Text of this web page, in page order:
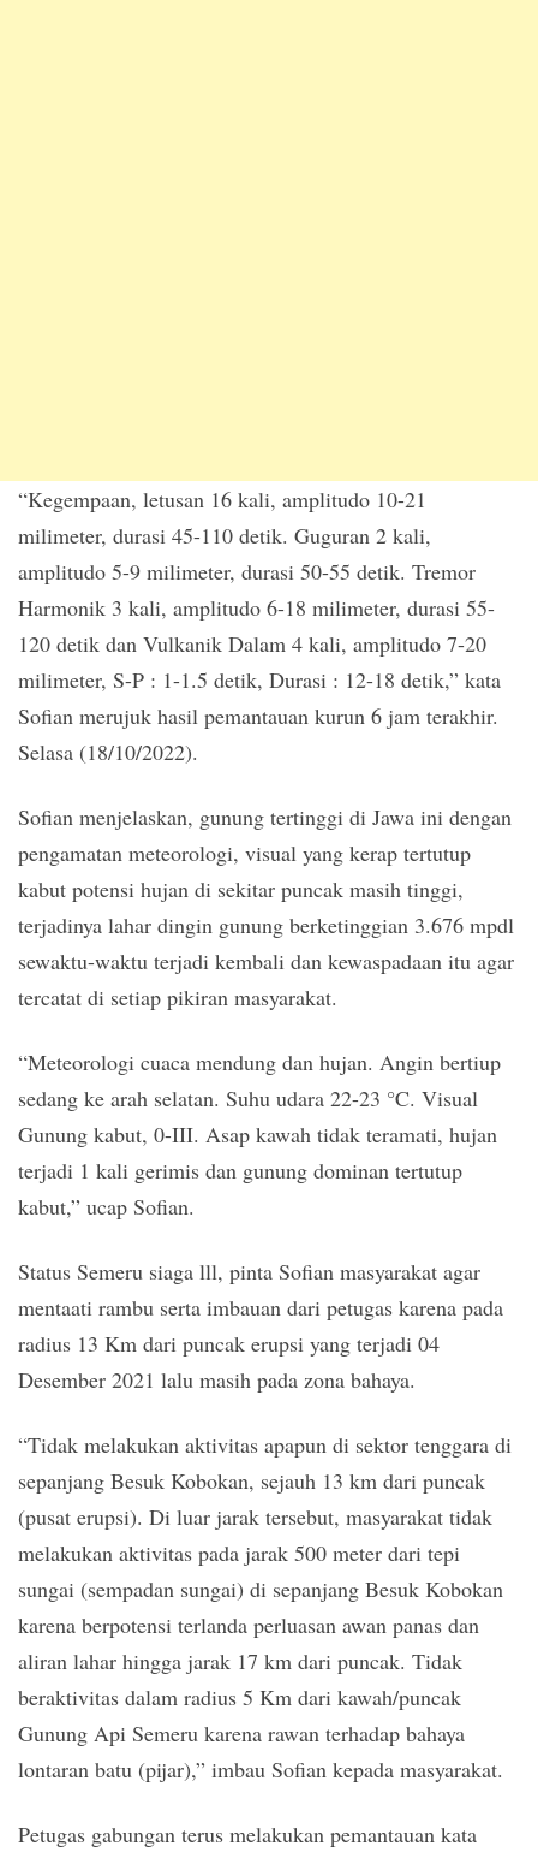
“Kegempaan, letusan 16 kali, amplitudo 10-21
milimeter, durasi 45-110 detik. Guguran 2 kali,
amplitudo 5-9 milimeter, durasi 50-55 detik. Tremor
Harmonik 3 kali, amplitudo 6-18 milimeter, durasi 55-
120 detik dan Vulkanik Dalam 4 kali, amplitudo 7-20
milimeter, S-P : 1-1.5 detik, Durasi : 12-18 detik,” kata
Sofian merujuk hasil pemantauan kurun 6 jam terakhir.
Selasa (18/10/2022).
Sofian menjelaskan, gunung tertinggi di Jawa ini dengan
pengamatan meteorologi, visual yang kerap tertutup
kabut potensi hujan di sekitar puncak masih tinggi,
terjadinya lahar dingin gunung berketinggian 3.676 mpdl
sewaktu-waktu terjadi kembali dan kewaspadaan itu agar
tercatat di setiap pikiran masyarakat.
“Meteorologi cuaca mendung dan hujan. Angin bertiup
sedang ke arah selatan. Suhu udara 22-23 °C. Visual
Gunung kabut, 0-III. Asap kawah tidak teramati, hujan
terjadi 1 kali gerimis dan gunung dominan tertutup
kabut,” ucap Sofian.
Status Semeru siaga lll, pinta Sofian masyarakat agar
mentaati rambu serta imbauan dari petugas karena pada
radius 13 Km dari puncak erupsi yang terjadi 04
Desember 2021 lalu masih pada zona bahaya.
“Tidak melakukan aktivitas apapun di sektor tenggara di
sepanjang Besuk Kobokan, sejauh 13 km dari puncak
(pusat erupsi). Di luar jarak tersebut, masyarakat tidak
melakukan aktivitas pada jarak 500 meter dari tepi
sungai (sempadan sungai) di sepanjang Besuk Kobokan
karena berpotensi terlanda perluasan awan panas dan
aliran lahar hingga jarak 17 km dari puncak. Tidak
beraktivitas dalam radius 5 Km dari kawah/puncak
Gunung Api Semeru karena rawan terhadap bahaya
lontaran batu (pijar),” imbau Sofian kepada masyarakat.
Petugas gabungan terus melakukan pemantauan kata